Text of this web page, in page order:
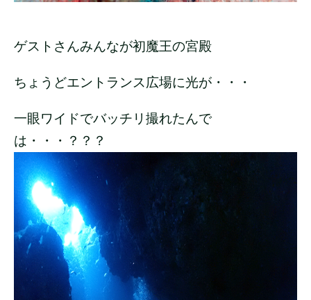
ゲストさんみんなが初魔王の宮殿
ちょうどエントランス広場に光が・・・
一眼ワイドでバッチリ撮れたんで
は・・・？？？